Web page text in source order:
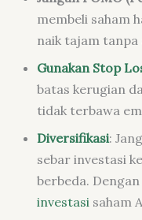
membeli saham
naik tajam tanpa
Gunakan Stop
batas kerugian
tidak terbawa
Diversifikasi:
sebar investasi
berbeda.
investasi saham